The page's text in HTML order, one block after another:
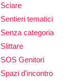
Sciare
Sentieri tematici
Senza categoria
Slittare
SOS Genitori
Spazi d'incontro